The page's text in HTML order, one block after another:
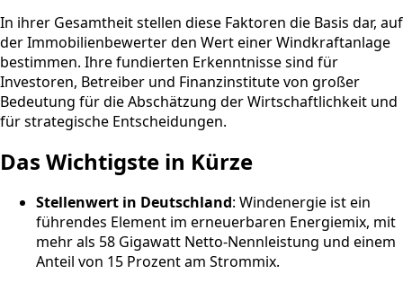
In ihrer Gesamtheit stellen diese Faktoren die Basis dar, auf
der Immobilienbewerter den Wert einer Windkraftanlage
bestimmen. Ihre fundierten Erkenntnisse sind für
Investoren, Betreiber und Finanzinstitute von großer
Bedeutung für die Abschätzung der Wirtschaftlichkeit und
für strategische Entscheidungen.
Das Wichtigste in Kürze
Stellenwert in Deutschland: Windenergie ist ein
führendes Element im erneuerbaren Energiemix, mit
mehr als 58 Gigawatt Netto-Nennleistung und einem
Anteil von 15 Prozent am Strommix.